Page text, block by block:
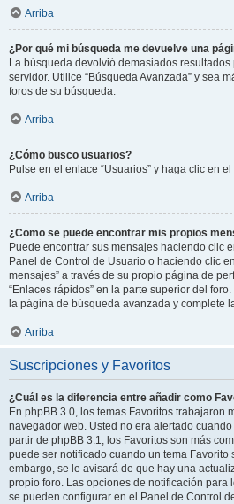
Arriba
¿Por qué mi búsqueda me devuelve una
La búsqueda devolvió demasiados resultados
servidor. Utilice “Búsqueda Avanzada” y sea
foros de su búsqueda.
Arriba
¿Cómo busco usuarios?
Pulse en el enlace “Usuarios” y haga clic en
Arriba
¿Como se puede encontrar mis propios
Puede encontrar sus mensajes haciendo clic
Panel de Control de Usuario o haciendo clic
mensajes” a través de su propio página de
“Enlaces rápidos” en la parte superior del
la página de búsqueda avanzada y complete
Arriba
Suscripciones y Favoritos
¿Cuál es la diferencia entre añadir como
En phpBB 3.0, los temas Favoritos trabajaron
navegador web. Usted no era alertado
partir de phpBB 3.1, los Favoritos son más
puede ser notificado cuando un tema Favorito
embargo, se le avisará de que hay una
propio foro. Las opciones de notificación para
se pueden configurar en el Panel de Control